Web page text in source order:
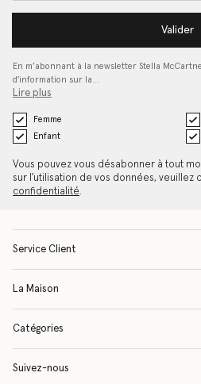
Valider
En m’abonnant à la newsletter Stella
d'information sur la…
Lire plus
Femme
Enfant
Vous pouvez vous désabonner à tout
sur l'utilisation de vos données, veuillez
confidentialité.
Service Client
La Maison
Catégories
Suivez-nous